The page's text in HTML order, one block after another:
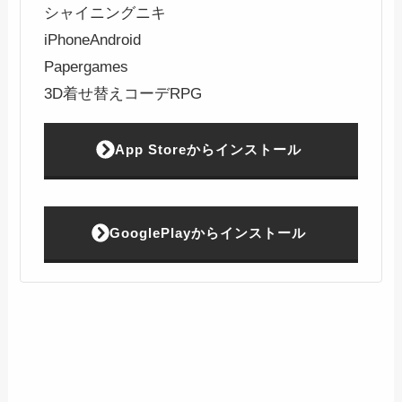
シャイニングニキ
iPhoneAndroid
Papergames
3D着せ替えコーデRPG
App Storeからインストール
GooglePlayからインストール